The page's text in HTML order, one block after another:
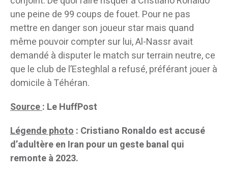
une peine de 99 coups de fouet. Pour ne pas
mettre en danger son joueur star mais quand
même pouvoir compter sur lui, Al-Nassr avait
demandé à disputer le match sur terrain neutre, ce
que le club de l’Esteghlal a refusé, préférant jouer à
domicile à Téhéran.
Source: Le HuffPost
Légende photo: Cristiano Ronaldo est accusé
d’adultère en Iran pour un geste banal qui
remonte à 2023.